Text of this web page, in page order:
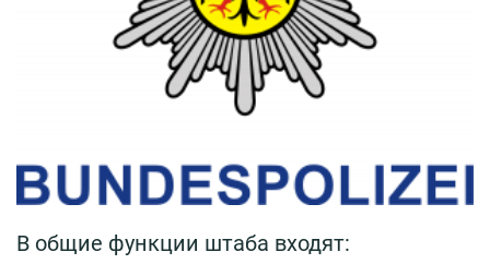
В общие функции штаба входят: